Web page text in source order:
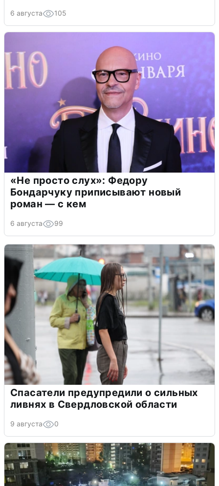
6 августа 105
«Не просто слух»: Федору
Бондарчуку приписывают новый
роман — с кем
6 августа 99
Спасатели предупредили о сильных
ливнях в Свердловской области
9 августа 0